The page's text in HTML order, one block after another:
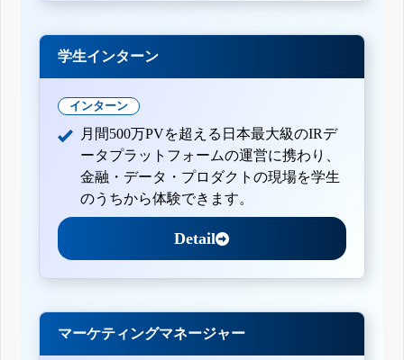
学生インターン
インターン
月間500万PVを超える日本最大級のIRデ
ータプラットフォームの運営に携わり、
金融・データ・プロダクトの現場を学生
のうちから体験できます。
Detail
マーケティングマネージャー